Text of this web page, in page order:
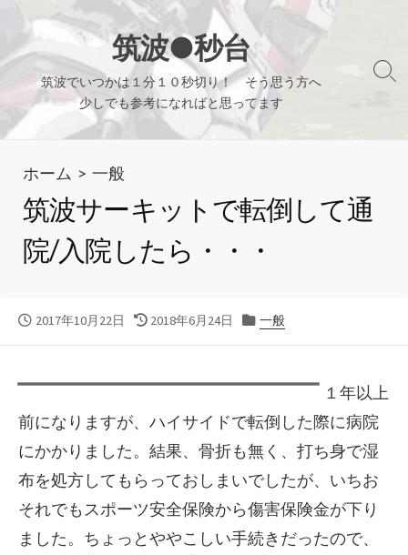
テ
ン
ツ
筑波●秒台
筑波でいつかは１分１０秒切り！ そう思う方へ
少しでも参考になればと思ってます
検
り
ホーム >一般
筑波サーキットで転倒して通
院/入院したら・・・
公
2017年10月22日
最
新
2018年6月24日
カ
リ
一般
１年以上
前になりますが、ハイサイドで転倒した際に病院
にかかりました。結果、骨折も無く、打ち身で湿
布を処方してもらっておしまいでしたが、いちお
それでもスポーツ安全保険から傷害保険金が下り
ました。ちょっとややこしい手続きだったので、